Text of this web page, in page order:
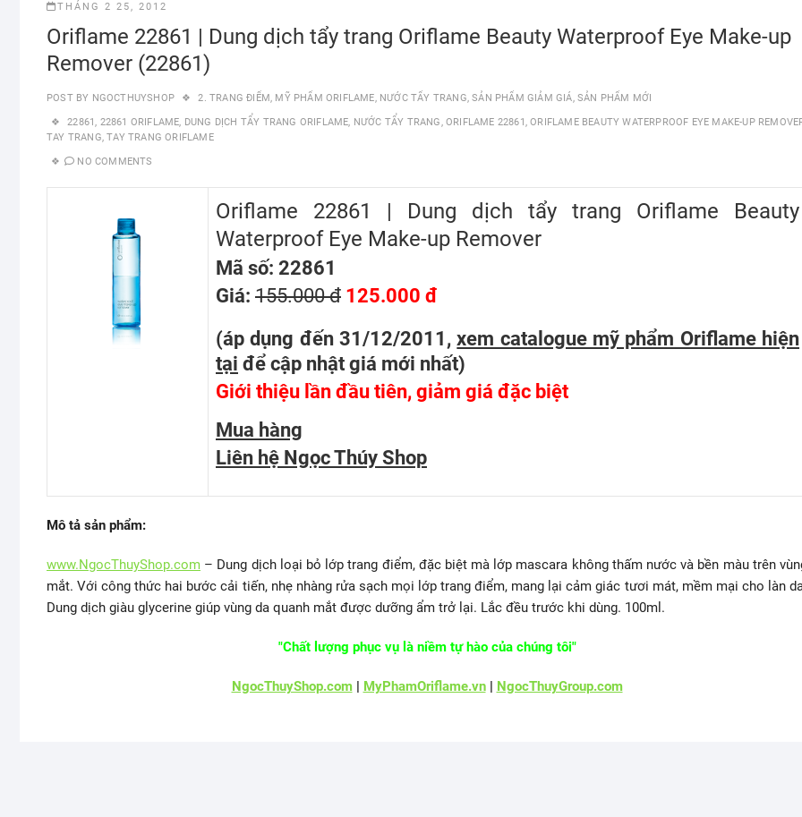
THÁNG 2 25, 2012
Oriflame 22861 | Dung dịch tẩy trang Oriflame Beauty Waterproof Eye Make-up
Remover (22861)
POST BY NGOCTHUYSHOP 2. TRANG ĐIỂM, MỸ PHẨM ORIFLAME, NƯỚC TẨY TRANG,SẢN PHẨM GIẢM GIÁ,SẢN PHẨM MỚI
22861, 22861 ORIFLAME, DUNG DỊCH TẨY TRANG ORIFLAME, NƯỚC TẨY TRANG,ORIFLAME 22861,ORIFLAME BEAUTY WATERPROOF EYE MAKE-UP
TAY TRANG,TAY TRANG ORIFLAME
NO COMMENTS
Oriflame 22861 | Dung dịch tẩy trang Oriflame Beauty
Waterproof Eye Make-up Remover
Mã số: 22861
Giá: 155.000 đ 125.000 đ
(áp dụng đến 31/12/2011,xem catalogue mỹ phẩm Oriflame hiện
tại để cập nhật giá mới nhất)
Giới thiệu lần đầu tiên, giảm giá đặc biệt
Mua hàng
Liên hệ Ngọc Thúy Shop
Mô tả sản phẩm:
www.NgocThuyShop.com – Dung dịch loại bỏ lớp trang điểm, đặc biệt mà lớp mascara không thấm nước và bền màu trên
mắt. Với công thức hai bước cải tiến, nhẹ nhàng rửa sạch mọi lớp trang điểm, mang lại cảm giác tươi mát, mềm mại cho làn
Dung dịch giàu glycerine giúp vùng da quanh mắt được dưỡng ẩm trở lại. Lắc đều trước khi dùng. 100ml.
"Chất lượng phục vụ là niềm tự hào của chúng tôi"
NgocThuyShop.com| MyPhamOriflame.vn| NgocThuyGroup.com